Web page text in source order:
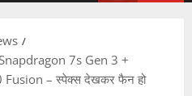
7s Gen 3 +
Fusion – स्पेक्स देखकर फैन हो